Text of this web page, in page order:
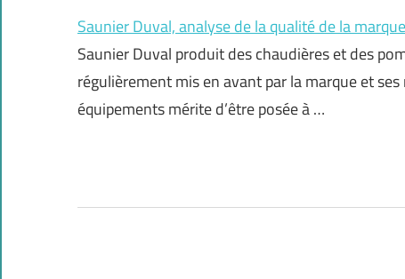
Saunier Duval, analyse de la qualité de la marque
Saunier Duval produit des chaudières et des
régulièrement mis en avant par la marque et
équipements mérite d’être posée à …